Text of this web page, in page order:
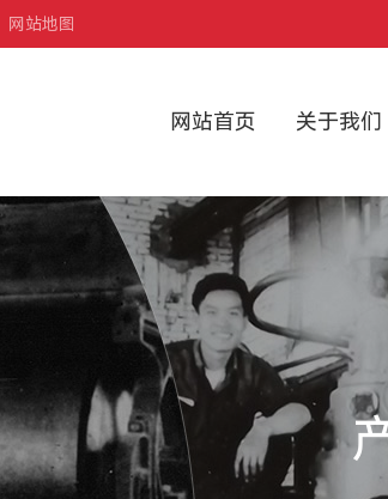
网站地图
网站首页
关于我们